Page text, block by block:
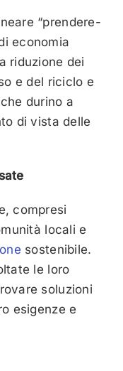
“prendere-
economia
riduzione dei
e del riciclo e
durino a
di vista delle
compresi
locali e
sostenibile.
le loro
soluzioni
esigenze e